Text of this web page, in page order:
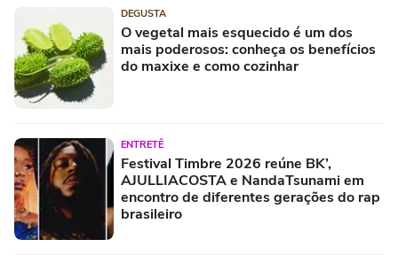
DEGUSTA
O vegetal mais esquecido é um dos
mais poderosos: conheça os benefícios
do maxixe e como cozinhar
ENTRETÊ
Festival Timbre 2026 reúne BK’,
AJULLIACOSTA e NandaTsunami em
encontro de diferentes gerações do rap
brasileiro